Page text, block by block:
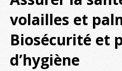
volailles et
Biosécurité et
d’hygiène